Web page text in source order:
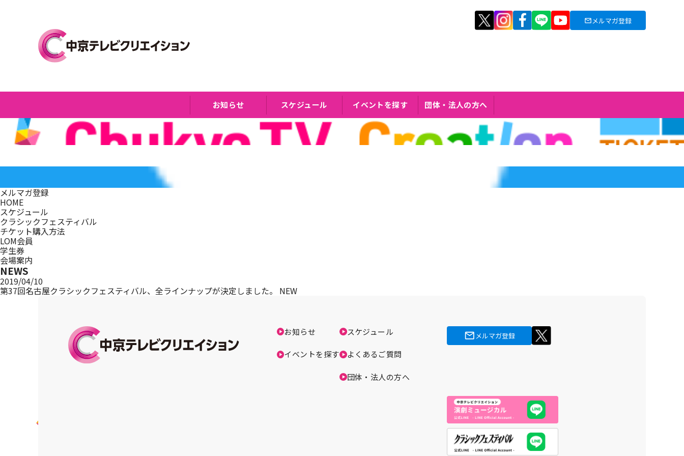
メルマガ登録
お知らせ スケジュール イベントを探す 団体・法人の方へ
メルマガ登録
HOME
スケジュール
クラシックフェスティバル
チケット購入方法
LOM会員
学生券
会場案内
NEWS
2019/04/10
第37回名古屋クラシックフェスティバル、全ラインナップが決定しました。 NEW
お知らせ
イベントを探す
スケジュール
よくあるご質問
団体・法人の方へ
メルマガ登録